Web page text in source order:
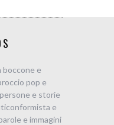
boccone e
pop e
e storie
e
e immagini